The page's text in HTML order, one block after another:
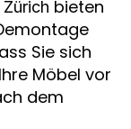
bieten
Sie sich
Möbel vor
dem